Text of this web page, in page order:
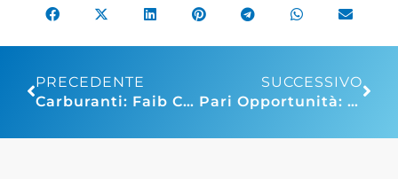
PRECEDENTE
Carburanti: Faib Confesercenti, Mimit acceleri su riforma della rete di distribuzione, la Camera ha già approvato ben tre risoluzioni in materia
SUCCESSIVO
Pari Opportunità: al via l’avviso pubblico per le agevolazioni per la certificazione della parità di genere delle Pmi